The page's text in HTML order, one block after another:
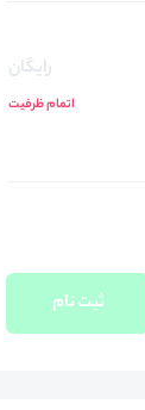
رایگان
اتمام ظرفیت
ثبت نام